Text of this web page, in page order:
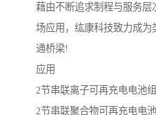
藉由不断追求制程与服务
场应用，纮康科技致力成
通桥梁!
应用
2节串联离子可再充电电池组
2节串联聚合物可再充电电